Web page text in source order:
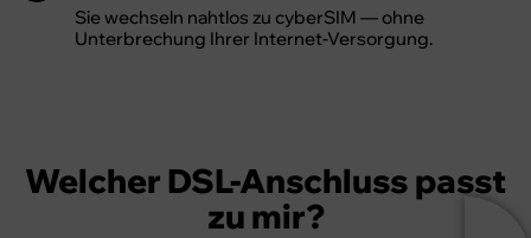
Sie wechseln nahtlos zu cyberSIM — ohne
Unterbrechung Ihrer Internet-Versorgung.
Welcher DSL-Anschluss passt
zu mir?